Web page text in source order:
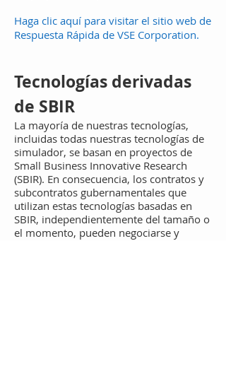
Haga clic aquí para visitar el sitio web de
Respuesta Rápida de VSE Corporation.
Tecnologías derivadas
de SBIR
La mayoría de nuestras tecnologías,
incluidas todas nuestras tecnologías de
simulador, se basan en proyectos de
Small Business Innovative Research
(SBIR). En consecuencia, los contratos y
subcontratos gubernamentales que
utilizan estas tecnologías basadas en
SBIR, independientemente del tamaño o
el momento, pueden negociarse y